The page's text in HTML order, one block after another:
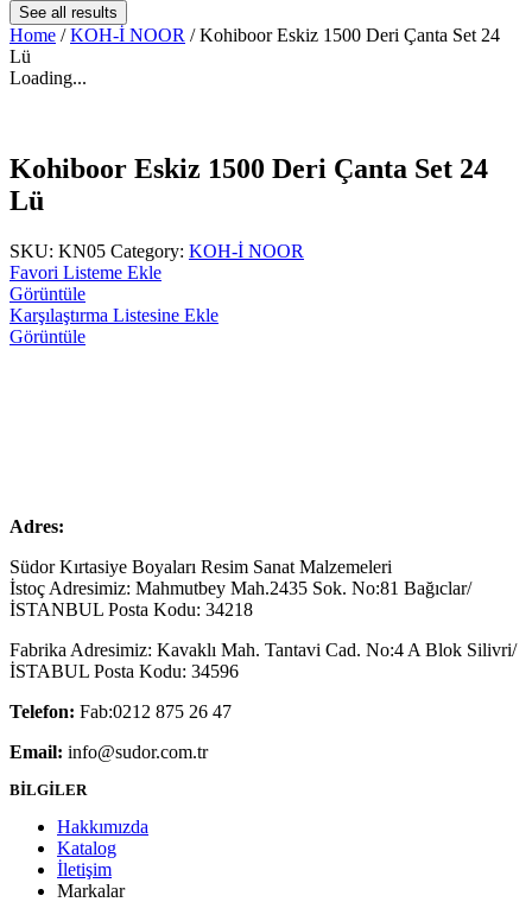
See all results
Home /KOH-İ NOOR / Kohiboor Eskiz 1500 Deri Çanta Set 24
Lü
Loading...
Kohiboor Eskiz 1500 Deri Çanta Set 24
Lü
SKU: KN05 Category: KOH-İ NOOR
Favori Listeme Ekle
Görüntüle
Karşılaştırma Listesine Ekle
Görüntüle
Adres:
Südor Kırtasiye Boyaları Resim Sanat Malzemeleri
İstoç Adresimiz: Mahmutbey Mah.2435 Sok. No:81 Bağıclar/
İSTANBUL Posta Kodu: 34218
Fabrika Adresimiz: Kavaklı Mah. Tantavi Cad. No:4 A Blok Silivri/
İSTABUL Posta Kodu: 34596
Telefon: Fab:0212 875 26 47
Email: info@sudor.com.tr
BİLGİLER
Hakkımızda
Katalog
İletişim
Markalar